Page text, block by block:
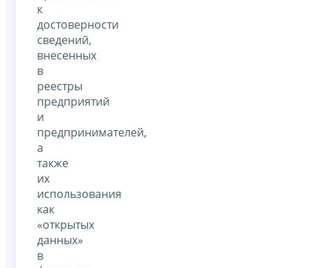
к
достоверности
сведений,
внесенных
в
реестры
предприятий
и
предпринимателей,
а
также
их
использования
как
«открытых
данных»
в